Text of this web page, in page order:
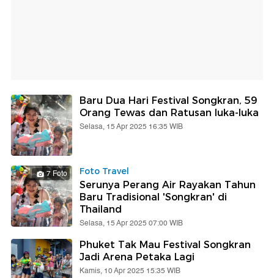
Baru Dua Hari Festival Songkran, 59
Orang Tewas dan Ratusan luka-luka
Selasa, 15 Apr 2025 16:35 WIB
7 Foto Foto Travel
Serunya Perang Air Rayakan Tahun
Baru Tradisional 'Songkran' di
Thailand
Selasa, 15 Apr 2025 07:00 WIB
Phuket Tak Mau Festival Songkran
Jadi Arena Petaka Lagi
Kamis, 10 Apr 2025 15:35 WIB